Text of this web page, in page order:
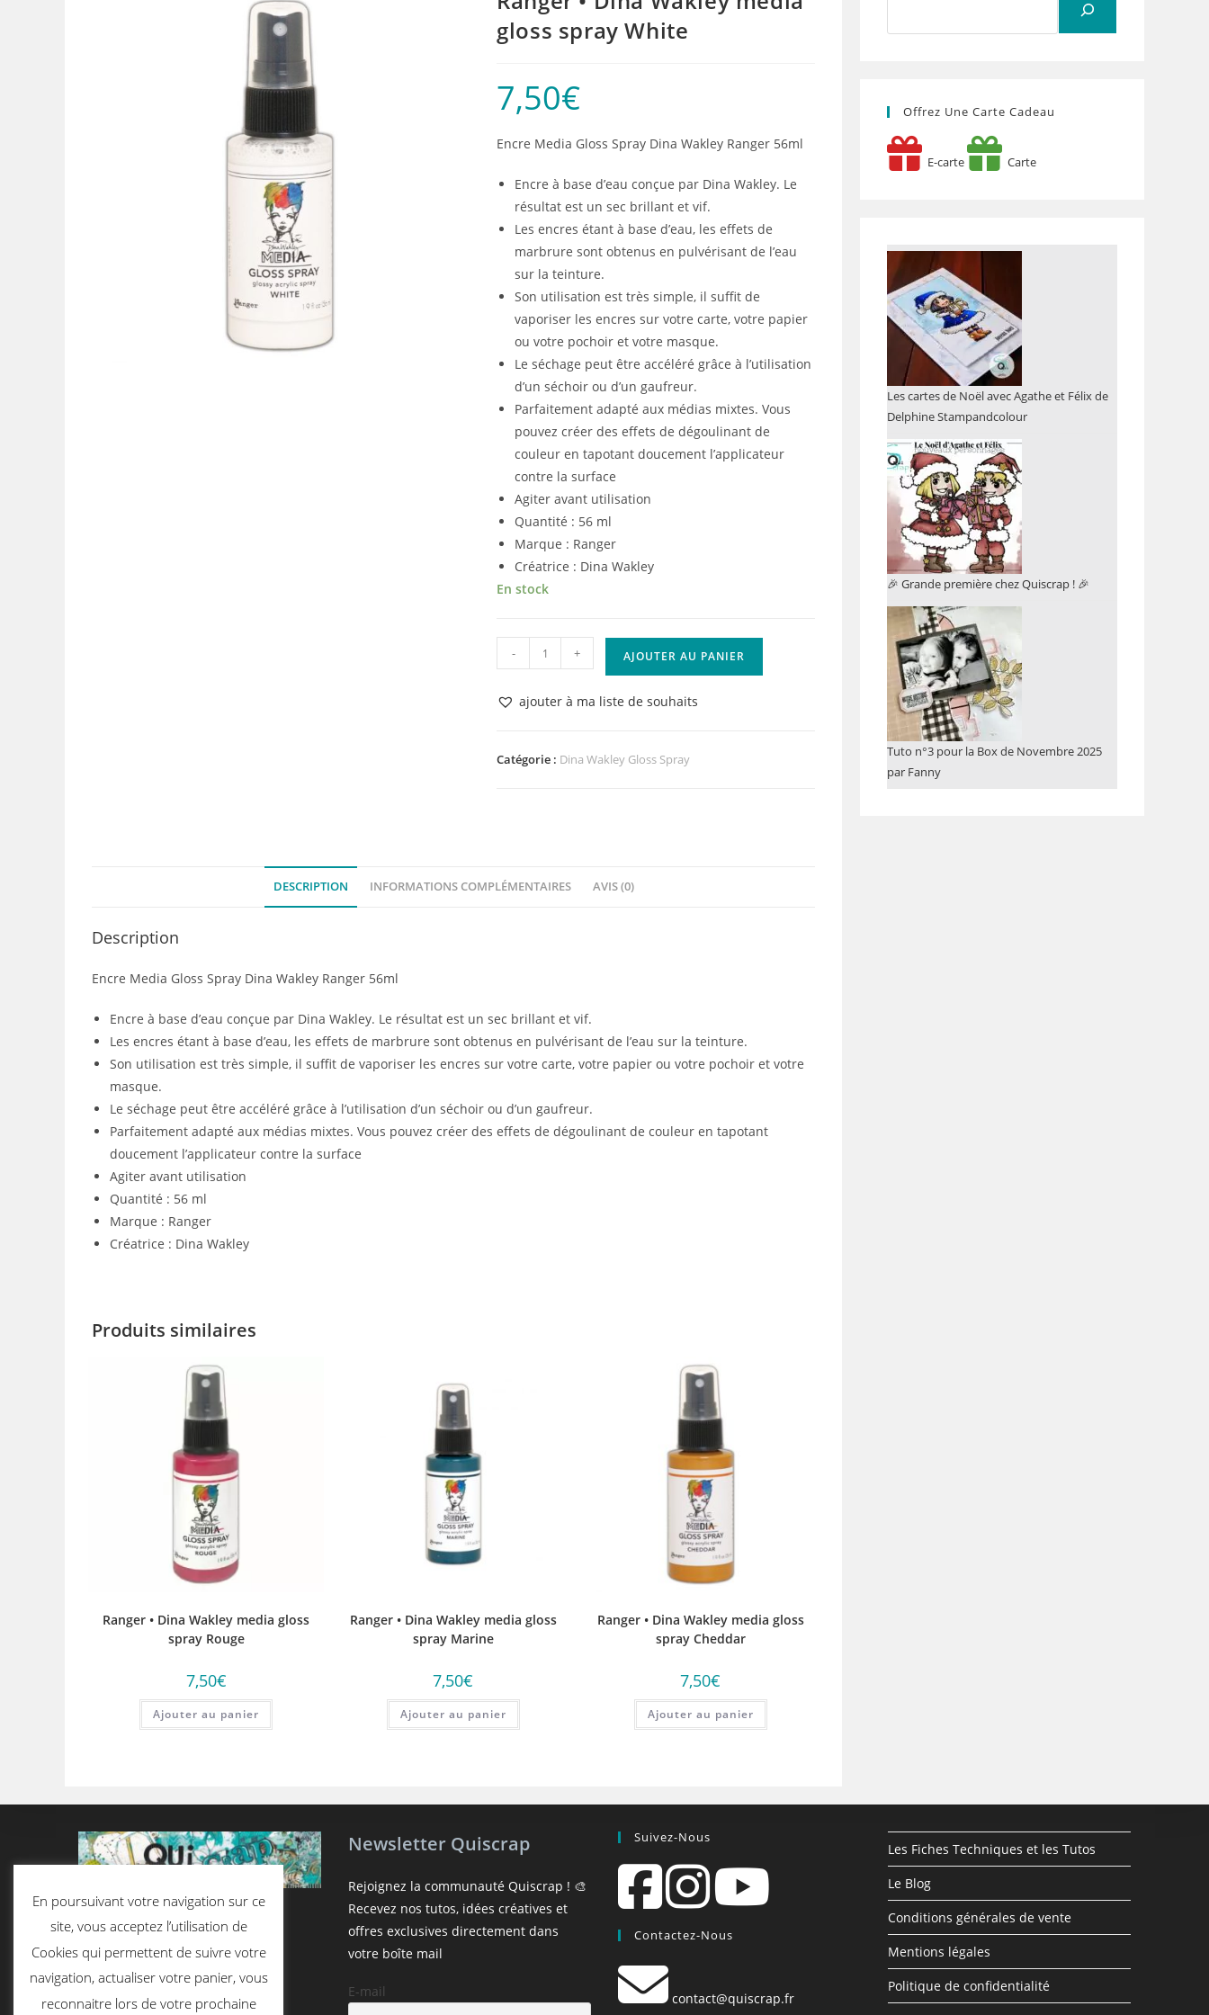
gloss spray White
7,50€
Encre Media Gloss Spray Dina Wakley Ranger 56ml
Encre à base d’eau conçue par Dina Wakley. Le
résultat est un sec brillant et vif.
Les encres étant à base d’eau, les effets de
marbrure sont obtenus en pulvérisant de l’eau
sur la teinture.
Son utilisation est très simple, il suffit de
vaporiser les encres sur votre carte, votre papier
ou votre pochoir et votre masque.
Le séchage peut être accéléré grâce à l’utilisation
d’un séchoir ou d’un gaufreur.
Parfaitement adapté aux médias mixtes. Vous
pouvez créer des effets de dégoulinant de
couleur en tapotant doucement l’applicateur
contre la surface
Agiter avant utilisation
Quantité : 56 ml
Marque : Ranger
Créatrice : Dina Wakley
En stock
quantité
de
Ranger
Wakley
- + AJOUTER AU PANIER
ajouter à ma liste de souhaits
Catégorie : Dina Wakley Gloss Spray
DESCRIPTION INFORMATIONS COMPLÉMENTAIRES AVIS (0)
Description
Encre Media Gloss Spray Dina Wakley Ranger 56ml
Encre à base d’eau conçue par Dina Wakley. Le résultat est un sec brillant et vif.
Les encres étant à base d’eau, les effets de marbrure sont obtenus en pulvérisant de l’eau sur la teinture.
Son utilisation est très simple, il suffit de vaporiser les encres sur votre carte, votre papier ou votre pochoir et votre
masque.
Le séchage peut être accéléré grâce à l’utilisation d’un séchoir ou d’un gaufreur.
Parfaitement adapté aux médias mixtes. Vous pouvez créer des effets de dégoulinant de couleur en tapotant
doucement l’applicateur contre la surface
Agiter avant utilisation
Quantité : 56 ml
Marque : Ranger
Créatrice : Dina Wakley
Produits similaires
Ranger • Dina Wakley media gloss
spray Rouge
7,50€
Ajouter au panier
Ranger • Dina Wakley media gloss
spray Marine
7,50€
Ajouter au panier
Ranger • Dina Wakley media gloss
spray Cheddar
7,50€
Ajouter au panier
Offrez Une Carte Cadeau
E-carte Carte
Les cartes de Noël avec Agathe et Félix de
Delphine Stampandcolour
🎉 Grande première chez Quiscrap ! 🎉
Tuto n°3 pour la Box de Novembre 2025
par Fanny
Newsletter Quiscrap
Rejoignez la communauté Quiscrap ! 🎨
Recevez nos tutos, idées créatives et
offres exclusives directement dans
votre boîte mail
E-mail
Suivez-Nous
Contactez-Nous
contact@quiscrap.fr
Les Fiches Techniques et les Tutos
Le Blog
Conditions générales de vente
Mentions légales
Politique de confidentialité
En poursuivant votre navigation sur ce
site, vous acceptez l’utilisation de
Cookies qui permettent de suivre votre
navigation, actualiser votre panier, vous
reconnaitre lors de votre prochaine